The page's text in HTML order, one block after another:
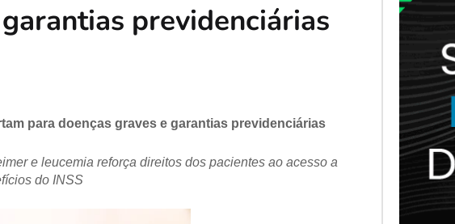
previdenciárias
para doenças graves e garantias previdenciárias
e leucemia reforça direitos dos pacientes ao acesso a
do INSS